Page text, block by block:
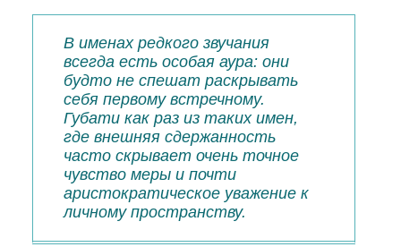
В именах редкого звучания
всегда есть особая аура: они
будто не спешат раскрывать
себя первому встречному.
Губати как раз из таких имен,
где внешняя сдержанность
часто скрывает очень точное
чувство меры и почти
аристократическое уважение к
личному пространству.